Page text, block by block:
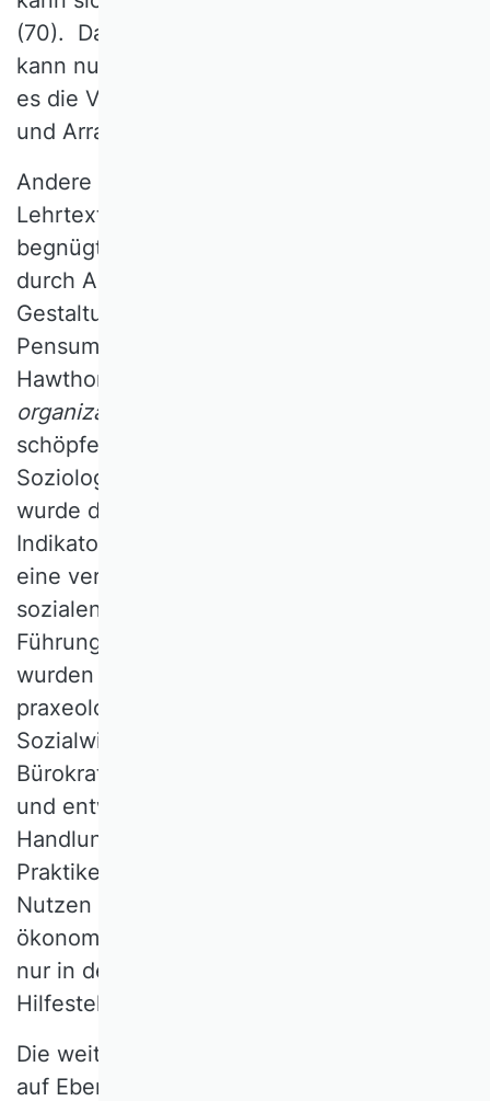
(70). Das Leben, mithin das Arbeitsleben
kann nur einmal gelebt werden. Darum gilt
es die Verhältnisse im Heute zu verbessern
und Arrangements zu finden.
Andere Studien sind in den Kanon der
Lehrtexte aufgenommen worden. Taylor
begnügte sich noch mit Effizienzsteigerung
durch Arbeitsteilung, ergonomischer
Gestaltung von Zeit und Situation und
Pensumslohn als Anreiz. Im Gefolge der
Hawthorne-Studien, dem Quellgebiet des
organizational behavior
schöpfenden Subdisziplinen in Psychologie,
Soziologie und Betriebswirtschaftslehre,
wurde die Arbeitszufriedenheit zum
Indikator für eine erhöhte Leistungs- und
eine verminderte Fluktuationsneigung. Die
sozialen Beziehungen im Betrieb, der
Führungsstil und die Aufgabengestaltung
wurden zu Einflussgrößen. Die
praxeologisch orientierten
Sozialwissenschaften arbeiteten sich am
Bürokratiemodell und am Taylorismus ab
und entwickelten Modelle erweiterter
Handlungsspielräume. Praktikerinnen und
Praktiker erkannten verschiedentlich den
Nutzen der Harmonisierung von
ökonomischen und sozialen Zielen, nicht
nur in der gebotenen legitimatorischen
Hilfestellung.
Die weitere Forschung hat, insbesondere
auf Ebenen des Individuums und der